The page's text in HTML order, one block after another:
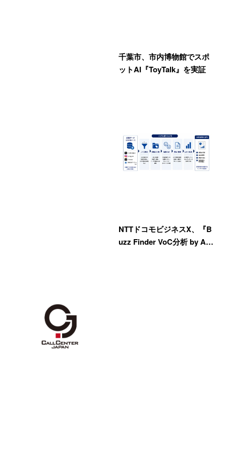
千葉市、市内博物館でスポ
ットAI『ToyTalk』を実証
NTTドコモビジネスX、『B
uzz Finder VoC分析 by A…